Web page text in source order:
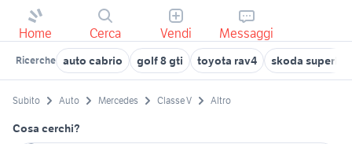
Home Cerca Vendi Messaggi
Ricerche auto cabrio golf 8 gti toyota rav4 skoda superb
Subito Auto Mercedes Classe V Altro
Cosa cerchi?